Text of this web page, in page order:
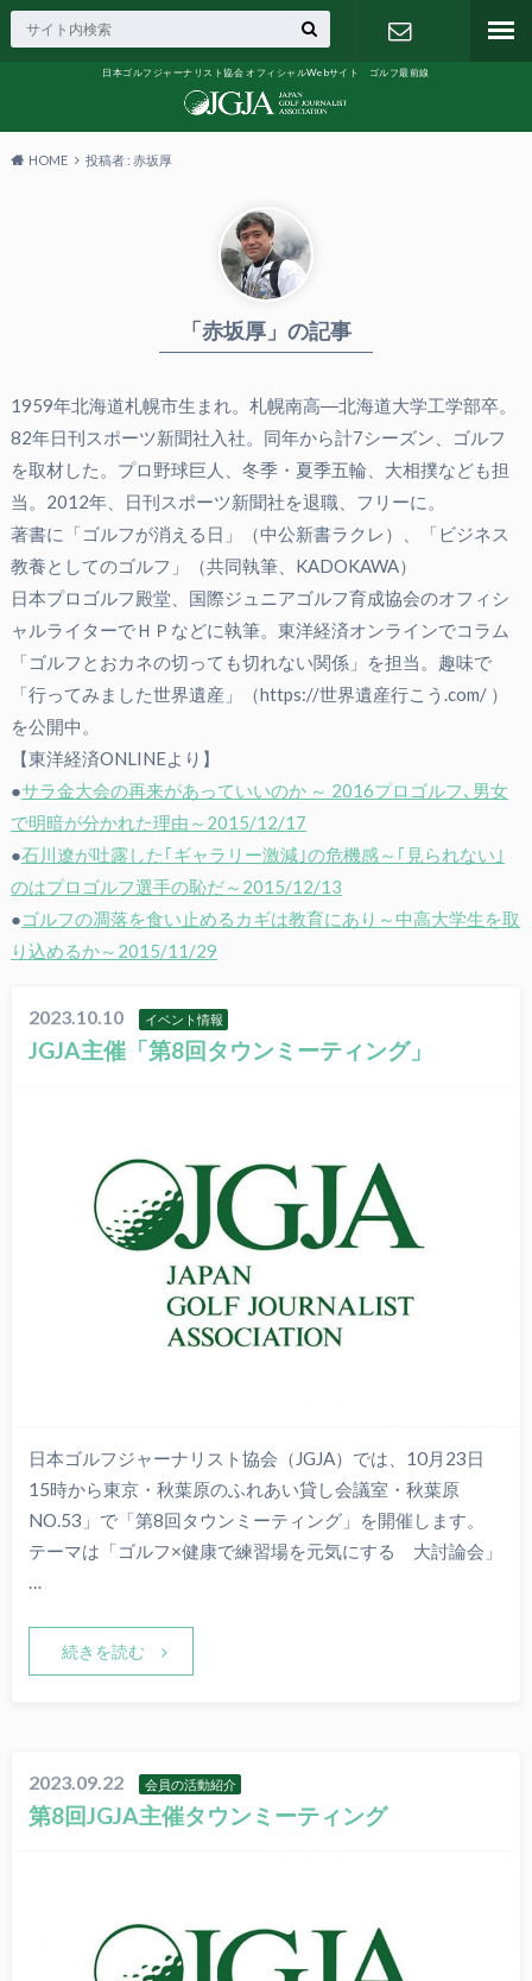
日本ゴルフジャーナリスト協会 オフィシャルWebサイト ゴルフ最前線
HOME 投稿者 : 赤坂厚
「赤坂厚」の記事
1959年北海道札幌市生まれ。札幌南高―北海道大学工学部卒。
82年日刊スポーツ新聞社入社。同年から計7シーズン、ゴルフ
を取材した。プロ野球巨人、冬季・夏季五輪、大相撲なども担
当。2012年、日刊スポーツ新聞社を退職、フリーに。
著書に「ゴルフが消える日」（中公新書ラクレ）、「ビジネス
教養としてのゴルフ」（共同執筆、KADOKAWA）
日本プロゴルフ殿堂、国際ジュニアゴルフ育成協会のオフィシ
ャルライターでＨＰなどに執筆。東洋経済オンラインでコラム
「ゴルフとおカネの切っても切れない関係」を担当。趣味で
「行ってみました世界遺産」（https://世界遺産行こう.com/ ）
を公開中。
【東洋経済ONLINEより】
●サラ金大会の再来があっていいのか ～ 2016プロゴルフ､男女
で明暗が分かれた理由～2015/12/17
●石川遼が吐露した｢ギャラリー激減｣の危機感～｢見られない｣
のはプロゴルフ選手の恥だ～2015/12/13
●ゴルフの凋落を食い止めるカギは教育にあり～中高大学生を取
り込めるか～2015/11/29
2023.10.10 イベント情報
JGJA主催「第8回タウンミーティング」
日本ゴルフジャーナリスト協会（JGJA）では、10月23日
15時から東京・秋葉原のふれあい貸し会議室・秋葉原
NO.53」で「第8回タウンミーティング」を開催します。
テーマは「ゴルフ×健康で練習場を元気にする 大討論会」
…
続きを読む
2023.09.22 会員の活動紹介
第8回JGJA主催タウンミーティング